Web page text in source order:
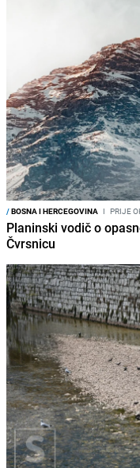
/BOSNA I HERCEGOVINA I PRIJE
Planinski vodič o
Čvrsnicu